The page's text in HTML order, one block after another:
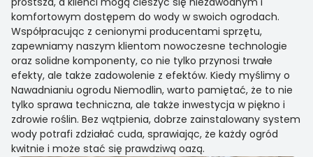
komfortowym dostępem do wody w swoich ogrodach.
Współpracując z cenionymi producentami sprzętu,
zapewniamy naszym klientom nowoczesne technologie
oraz solidne komponenty, co nie tylko przynosi trwałe
efekty, ale także zadowolenie z efektów. Kiedy myślimy o
Nawadnianiu ogrodu Niemodlin, warto pamiętać, że to nie
tylko sprawa techniczna, ale także inwestycja w piękno i
zdrowie roślin. Bez wątpienia, dobrze zainstalowany system
wody potrafi zdziałać cuda, sprawiając, że każdy ogród
kwitnie i może stać się prawdziwą oazą.